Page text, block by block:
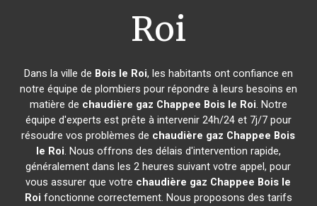
Roi
Dans la ville de Bois le Roi, les habitants ont confiance en
notre équipe de plombiers pour répondre à leurs besoins en
matière de chaudière gaz Chappee Bois le Roi. Notre
équipe d'experts est prête à intervenir 24h/24 et 7j/7 pour
résoudre vos problèmes de chaudière gaz Chappee Bois
le Roi. Nous offrons des délais d'intervention rapide,
généralement dans les 2 heures suivant votre appel, pour
vous assurer que votre chaudière gaz Chappee Bois le
Roi fonctionne correctement. Nous proposons des tarifs